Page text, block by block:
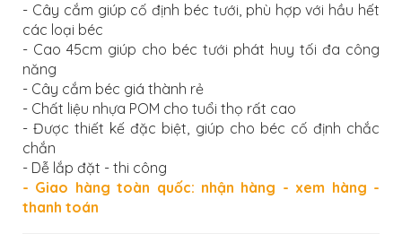
- Cây cắm giúp cố định béc tưới, phù hợp với hầu hết
các loại béc
- Cao 45cm giúp cho béc tưới phát huy tối đa công
năng
- Cây cắm béc giá thành rẻ
- Chất liệu nhựa POM cho tuổi thọ rất cao
- Được thiết kế đặc biệt, giúp cho béc cố định chắc
chắn
- Dễ lắp đặt - thi công
- Giao hàng toàn quốc: nhận hàng - xem hàng -
thanh toán